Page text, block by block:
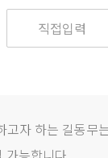
자 하는 길동무